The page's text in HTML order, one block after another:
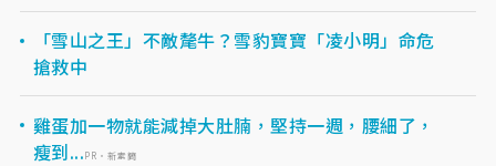
「雪山之王」不敵氂牛？雪豹寶寶「凌小明」命危
搶救中
雞蛋加一物就能減掉大肚腩，堅持一週，腰細了，
瘦到...PR・新素簡